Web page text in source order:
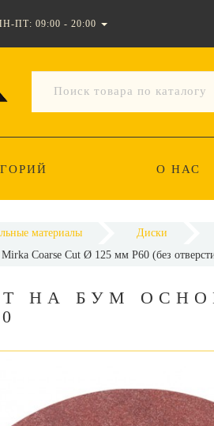
ПТ: 09:00 - 20:00
О НАС
материалы Диски
Coarse Cut Ø 125 мм P60 (без
НА БУМ